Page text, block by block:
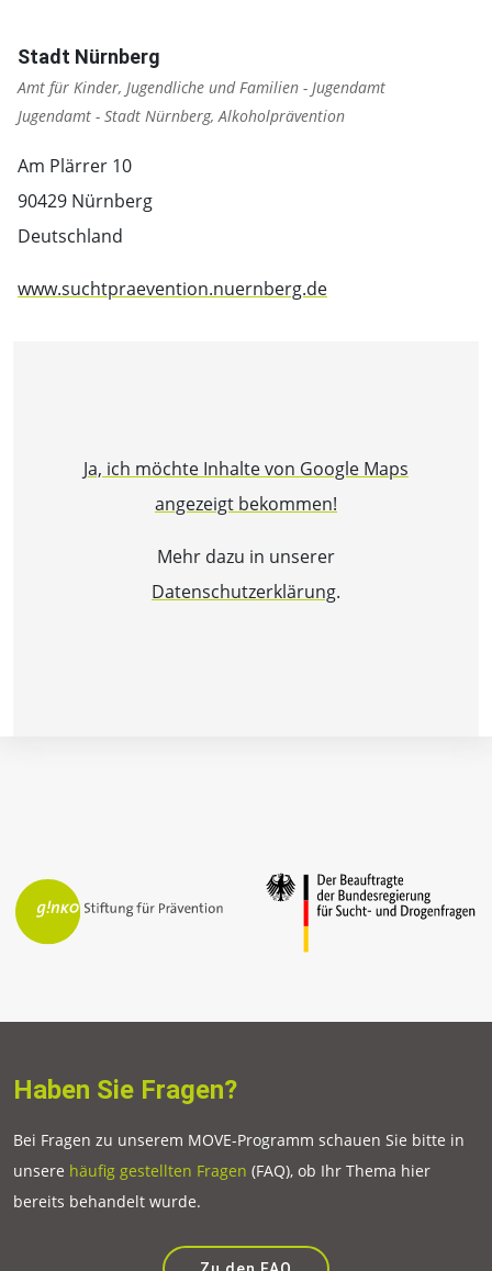
Stadt Nürnberg
Amt für Kinder, Jugendliche und Familien - Jugendamt
Jugendamt - Stadt Nürnberg, Alkoholprävention
Am Plärrer 10
90429 Nürnberg
Deutschland
www.suchtpraevention.nuernberg.de
Ja, ich möchte Inhalte von Google Maps
angezeigt bekommen!
Mehr dazu in unserer
Datenschutzerklärung.
Haben Sie Fragen?
Bei Fragen zu unserem MOVE-Programm schauen Sie bitte in
unsere häufig gestellten Fragen (FAQ), ob Ihr Thema hier
bereits behandelt wurde.